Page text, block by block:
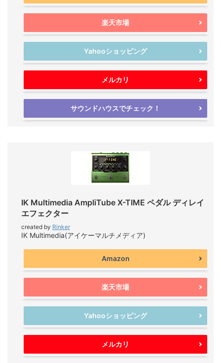
楽天市場
Yahooショッピング
メルカリ
サウンドハウスでチェック！
IK Multimedia AmpliTube X-TIME ペダル ディレイ
エフェクター
created by Rinker
IK Multimedia(アイケーマルチメディア)
Amazon
楽天市場
Yahooショッピング
メルカリ